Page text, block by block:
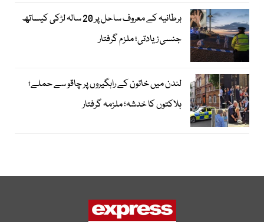
برطانیہ کے معروف ساحل پر 20 سالہ لڑکی کیساتھ
جنسی زیادتی؛ ملزم گرفتار
لندن میں خاتون کے راہگیروں پر چاقو سے حملے؛
ہلاکتوں کا خدشہ؛ ملزمہ گرفتار